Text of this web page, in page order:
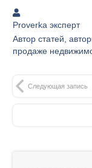
Proverka эксперт
Автор статей,
продаже
Следующая запись